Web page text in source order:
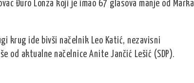
Đuro Lonza koji je imao 67 glasova manje od Marka
krug ide bivši načelnik Leo Katić, nezavisni
od aktualne načelnice Anite Jančić Lešić (SDP).